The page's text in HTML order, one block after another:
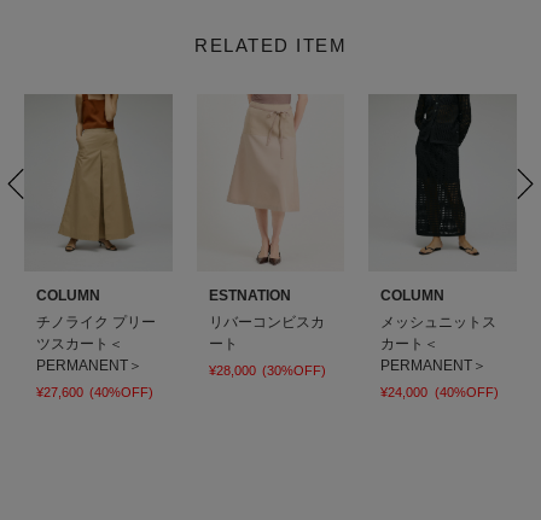
RELATED ITEM
COLUMN
チノライク プリー
ツスカート＜
PERMANENT＞
¥27,600 (40%OFF)
ESTNATION
リバーコンビスカ
ート
¥28,000 (30%OFF)
COLUMN
メッシュニットス
カート＜
PERMANENT＞
¥24,000 (40%OFF)